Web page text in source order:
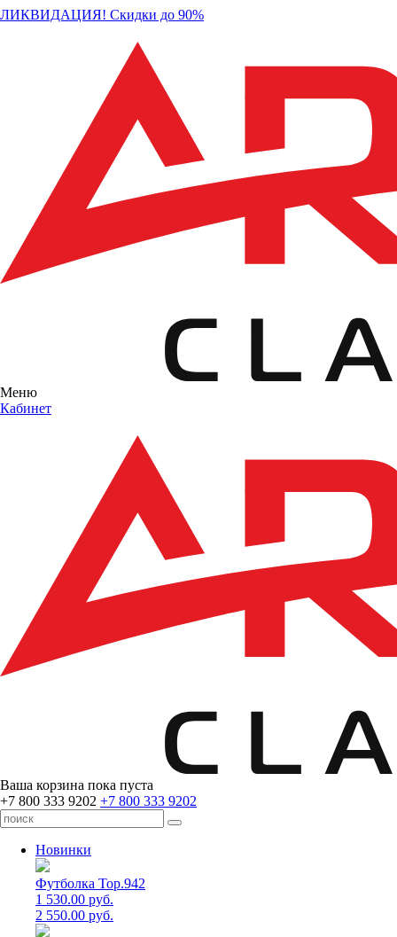
ЛИКВИДАЦИЯ! Скидки до 90%
Меню
Кабинет
Ваша корзина пока пуста
+7 800 333 9202 +7 800 333 9202
Новинки
Футболка Top.942
1 530.00 руб.
2 550.00 руб.